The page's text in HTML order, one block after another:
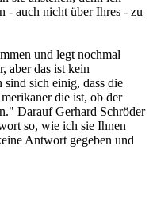
- auch nicht über Ihres - zu
und legt nochmal
aber das ist kein
sich einig, dass die
die ist, ob der
Darauf Gerhard Schröder
so, wie ich sie Ihnen
Antwort gegeben und